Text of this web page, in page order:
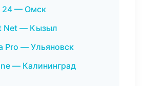
24 — Омск
Net — Кызыл
Pro — Ульяновск
— Калининград